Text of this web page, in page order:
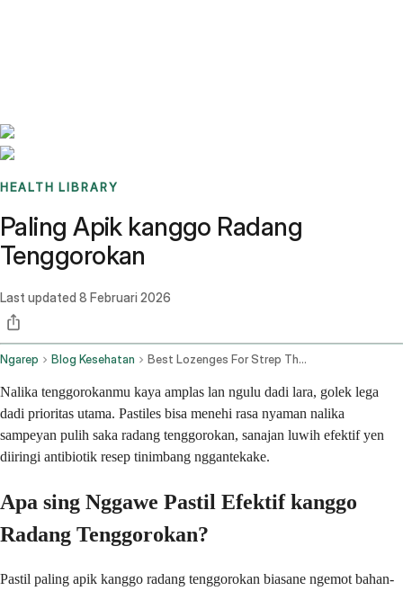
HEALTH LIBRARY
Paling Apik kanggo Radang
Tenggorokan
Last updated 8 Februari 2026
Ngarep Blog Kesehatan Best Lozenges For Strep Throat
Nalika tenggorokanmu kaya amplas lan ngulu dadi lara, golek lega
dadi prioritas utama. Pastiles bisa menehi rasa nyaman nalika
sampeyan pulih saka radang tenggorokan, sanajan luwih efektif yen
diiringi antibiotik resep tinimbang nggantekake.
Apa sing Nggawe Pastil Efektif kanggo
Radang Tenggorokan?
Pastil paling apik kanggo radang tenggorokan biasane ngemot bahan-